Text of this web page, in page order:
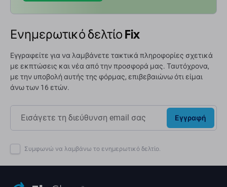
Ενημερωτικό δελτίο Fix
Εγγραφείτε για να λαμβάνετε τακτικά πληροφορίες σχετικά
με εκπτώσεις και νέα από την προσφορά μας. Ταυτόχρονα,
με την υποβολή αυτής της φόρμας, επιβεβαιώνω ότι είμαι
άνω των 16 ετών.
Εγγραφή
Συμφωνώ να λαμβάνω το ενημερωτικό δελτίο.